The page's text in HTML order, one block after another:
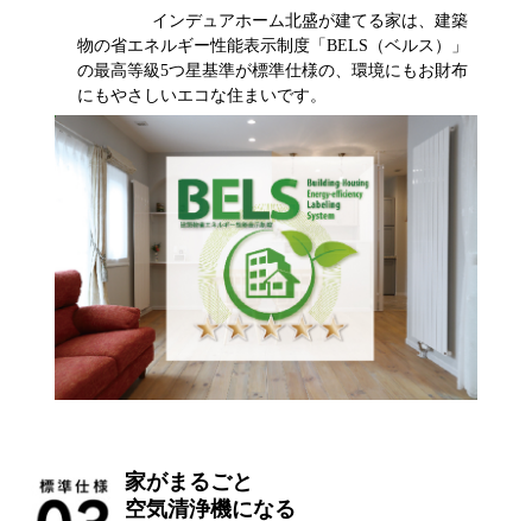
インデュアホーム北盛が建てる家は、建築
物の省エネルギー性能表示制度「BELS（ベルス）」
の最高等級5つ星基準が標準仕様の、環境にもお財布
にもやさしいエコな住まいです。
家がまるごと
空気清浄機になる